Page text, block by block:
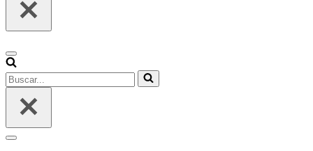
Menú
de
navegación
Buscar...
Menú